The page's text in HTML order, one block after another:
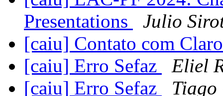
Presentations
Julio
[caiu] Contato com
[caiu] Erro Sefaz
Eliel
[caiu] Erro Sefaz
Tiago